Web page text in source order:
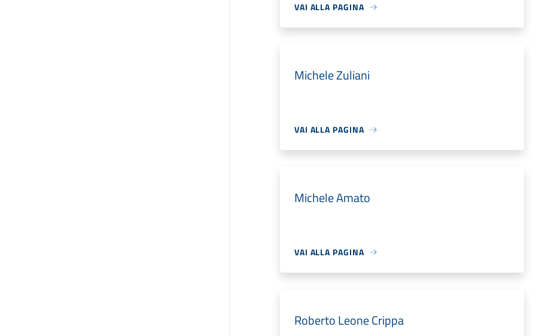
VAI ALLA PAGINA
Michele Zuliani
VAI ALLA PAGINA
Michele Amato
VAI ALLA PAGINA
Roberto Leone Crippa